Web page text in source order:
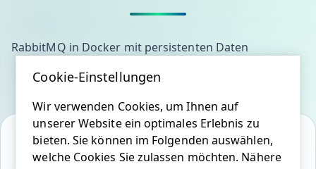
RabbitMQ in Docker mit persistenten Daten
Cookie-Einstellungen
Wir verwenden Cookies, um Ihnen auf
unserer Website ein optimales Erlebnis zu
bieten. Sie können im Folgenden auswählen,
welche Cookies Sie zulassen möchten. Nähere